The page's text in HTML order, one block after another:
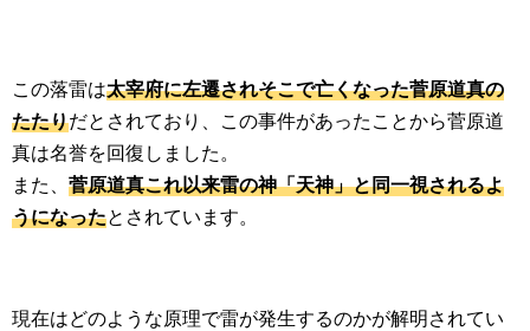
この落雷は太宰府に左遷されそこで亡くなった菅原道真の
たたりだとされており、この事件があったことから菅原道
真は名誉を回復しました。
また、 菅原道真これ以来雷の神「天神」と同一視されるよ
うになったとされています。
現在はどのような原理で雷が発生するのかが解明されてい